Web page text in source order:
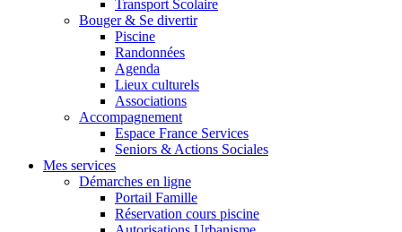
Transport Scolaire
Bouger & Se divertir
Piscine
Randonnées
Agenda
Lieux culturels
Associations
Accompagnement
Espace France Services
Seniors & Actions Sociales
Mes services
Démarches en ligne
Portail Famille
Réservation cours piscine